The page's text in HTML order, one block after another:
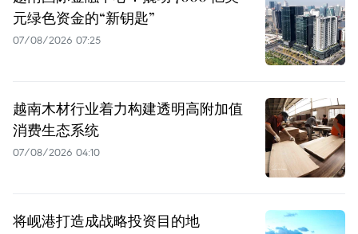
元绿色资金的“新钥匙”
07/08/2026 07:25
越南木材行业着力构建透明高附加值
消费生态系统
07/08/2026 04:10
将岘港打造成战略投资目的地